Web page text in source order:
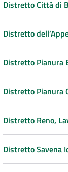
Distretto Città di
Distretto
Distretto Pianura
Distretto Pianura
Distretto Reno,
Distretto Savena